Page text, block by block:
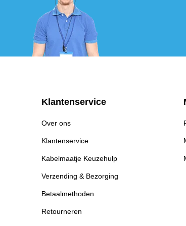
Klantenservice
Over ons
Klantenservice
Kabelmaatje Keuzehulp
Verzending & Bezorging
Betaalmethoden
Retourneren